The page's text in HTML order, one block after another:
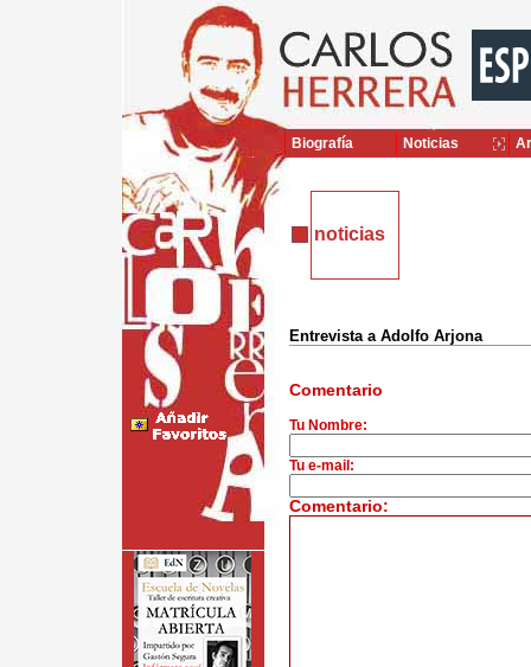
noticias
Entrevista a Adolfo Arjona
Comentario
Tu Nombre:
Tu e-mail:
Comentario:
Biografía Noticias